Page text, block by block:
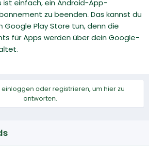
ist einfach, ein Android-App-
zu beenden. Das kannst du
Google Play Store tun, denn die
für Apps werden über dein Google-
einloggen oder registrieren, um hier zu
antworten.